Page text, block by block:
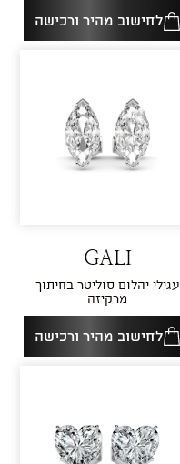
לחישוב מהיר ורכישה
GALI
עגילי יהלום סוליטר בחיתוך
מרקיזה
לחישוב מהיר ורכישה